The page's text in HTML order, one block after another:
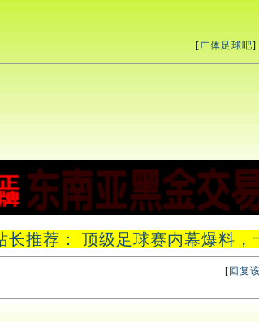
[广体足球吧]
长推荐： 顶级足球赛内幕爆料
[ 回复